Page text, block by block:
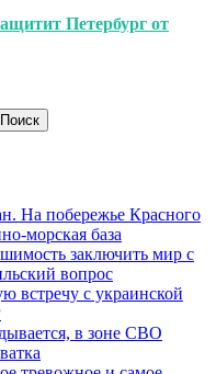
Петербург от
Поиск
На побережье Красного
морская база
заключить мир с
вопрос
встречу с украинской
в зоне СВО